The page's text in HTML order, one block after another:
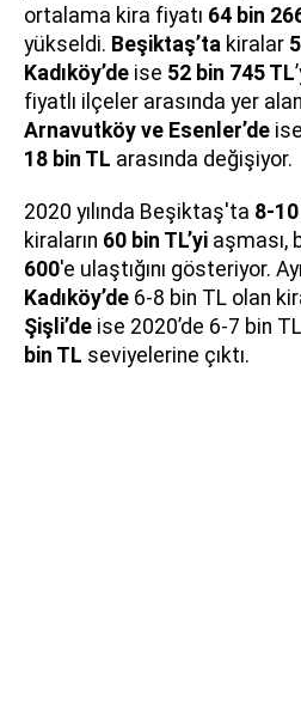
ortalama kira fiyatı 64 bin
yükseldi. Beşiktaş’ta kiralar
Kadıköy’de ise 52 bin 745 TL
fiyatlı ilçeler arasında yer alan
Arnavutköy ve Esenler’de
18 bin TL arasında değişiyor.
2020 yılında Beşiktaş'ta 8-
kiraların 60 bin TL’yi aşması,
600'e ulaştığını gösteriyor.
Kadıköy’de 6-8 bin TL olan
Şişli’de ise 2020’de 6-7 bin
bin TL seviyelerine çıktı.